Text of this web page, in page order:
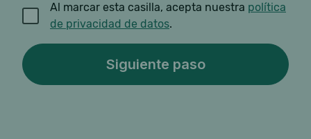
Al marcar esta casilla, acepta nuestra política
de privacidad de datos.